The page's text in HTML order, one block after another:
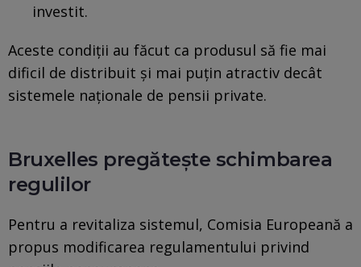
investit.
Aceste condiții au făcut ca produsul să fie mai
dificil de distribuit și mai puțin atractiv decât
sistemele naționale de pensii private.
Bruxelles pregătește schimbarea
regulilor
Pentru a revitaliza sistemul, Comisia Europeană a
propus modificarea regulamentului privind